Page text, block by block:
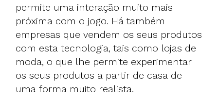
permite uma interação muito mais
próxima com o jogo. Há também
empresas que vendem os seus produtos
com esta tecnologia, tais como lojas de
moda, o que lhe permite experimentar
os seus produtos a partir de casa de
uma forma muito realista.